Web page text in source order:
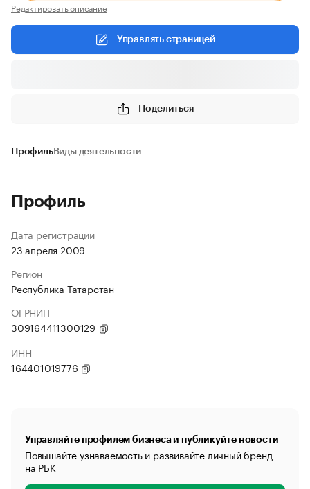
Редактировать описание
Управлять страницей
Поделиться
ПрофильВиды деятельности
Профиль
Дата регистрации
23 апреля 2009
Регион
Республика Татарстан
ОГРНИП
309164411300129
ИНН
164401019776
Управляйте профилем бизнеса и публикуйте новости
Повышайте узнаваемость и развивайте личный бренд
на РБК